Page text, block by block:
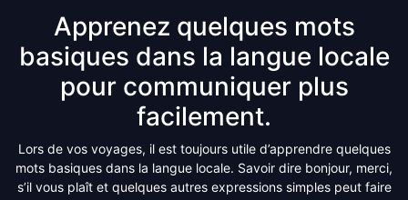
Apprenez quelques mots
basiques dans la langue locale
pour communiquer plus
facilement.
Lors de vos voyages, il est toujours utile d’apprendre quelques
mots basiques dans la langue locale. Savoir dire bonjour, merci,
s’il vous plaît et quelques autres expressions simples peut faire